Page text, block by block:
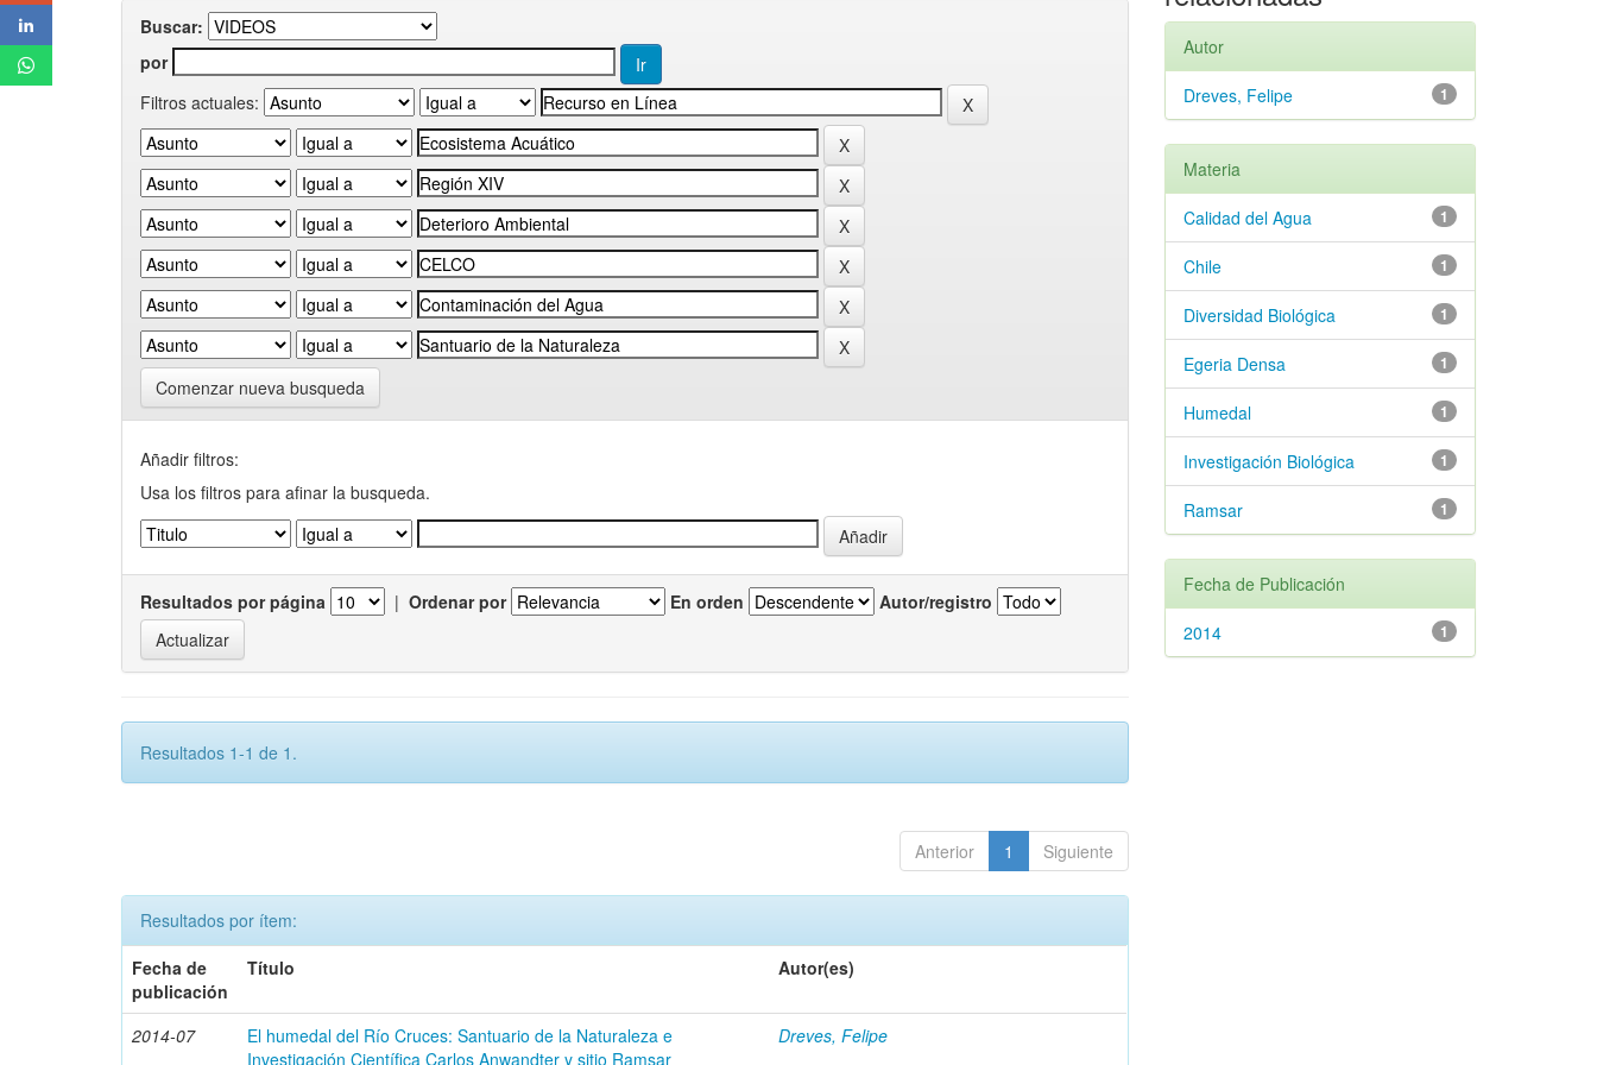
Buscar:
por
Filtros actuales:
Comenzar nueva busqueda
Añadir filtros:
Usa los filtros para afinar la busqueda.
Resultados por página | Ordenar por En orden Autor/registro
Resultados 1-1 de 1.
Anterior 1 Siguiente
Resultados por ítem:
Fecha de
publicación
Título Autor(es)
2014-07
El humedal del Río Cruces: Santuario de la Naturaleza e
Investigación Científica Carlos Anwandter y sitio Ramsar
Dreves, Felipe
Autor
1
Dreves, Felipe
Materia
1
Calidad del Agua
1
Chile
1
Diversidad Biológica
1
Egeria Densa
1
Humedal
1
Investigación Biológica
1
Ramsar
Fecha de Publicación
1
2014